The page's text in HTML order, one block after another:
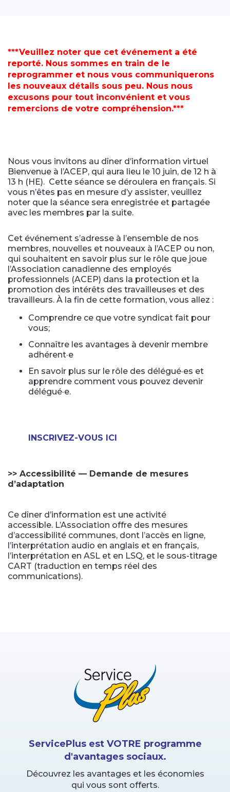
***Veuillez noter que cet événement a été
reporté. Nous sommes en train de le
reprogrammer et nous vous communiquerons
les nouveaux détails sous peu. Nous nous
excusons pour tout inconvénient et vous
remercions de votre compréhension.***
Nous vous invitons au dîner d’information virtuel
Bienvenue à l’ACEP, qui aura lieu le 10 juin, de 12 h à
13 h (HE). Cette séance se déroulera en français. Si
vous n’êtes pas en mesure d’y assister, veuillez
noter que la séance sera enregistrée et partagée
avec les membres par la suite.
Cet événement s’adresse à l’ensemble de nos
membres, nouvelles et nouveaux à l’ACEP ou non,
qui souhaitent en savoir plus sur le rôle que joue
l’Association canadienne des employés
professionnels (ACEP) dans la protection et la
promotion des intérêts des travailleuses et des
travailleurs. À la fin de cette formation, vous allez :
Comprendre ce que votre syndicat fait pour
vous;
Connaître les avantages à devenir membre
adhérent·e
En savoir plus sur le rôle des délégué·es et
apprendre comment vous pouvez devenir
délégué·e.
INSCRIVEZ-VOUS ICI
>> Accessibilité — Demande de mesures
d’adaptation
Ce dîner d’information est une activité
accessible. L’Association offre des mesures
d’accessibilité communes, dont l’accès en ligne,
l’interprétation audio en anglais et en français,
l’interprétation en ASL et en LSQ, et le sous-titrage
CART (traduction en temps réel des
communications).
ServicePlus est VOTRE programme
d'avantages sociaux.
Découvrez les avantages et les économies
qui vous sont offerts.